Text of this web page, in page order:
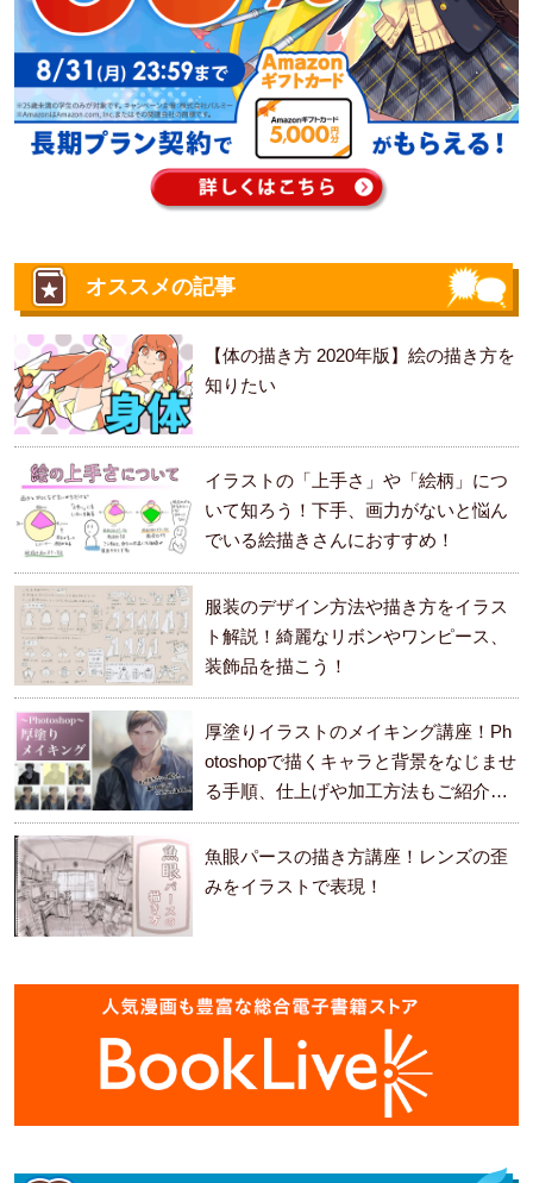
オススメの記事
【体の描き方 2020年版】絵の描き方を
知りたい
イラストの「上手さ」や「絵柄」につ
いて知ろう！下手、画力がないと悩ん
でいる絵描きさんにおすすめ！
服装のデザイン方法や描き方をイラス
ト解説！綺麗なリボンやワンピース、
装飾品を描こう！
厚塗りイラストのメイキング講座！Ph
otoshopで描くキャラと背景をなじませ
る手順、仕上げや加工方法もご紹介し
ます。
魚眼パースの描き方講座！レンズの歪
みをイラストで表現！